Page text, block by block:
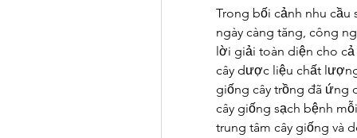
Trong bối cảnh nhu
ngày càng tăng, công
lời giải toàn diện cho
cây dược liệu chất
giống cây trồng đã ứng
cây giống sạch bệnh
trung tâm cây giống và